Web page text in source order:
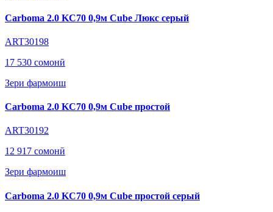
Carboma 2.0 KC70 0,9м Cube Люкс серый
ART30198
17 530 сомонӣ
Зери фармоиш
Carboma 2.0 KC70 0,9м Cube простой
ART30192
12 917 сомонӣ
Зери фармоиш
Carboma 2.0 KC70 0,9м Cube простой серый